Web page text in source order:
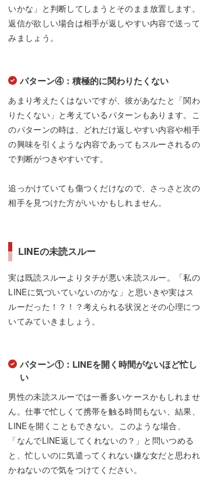
いかな」と判断してしまうとそのまま放置します。
返信が欲しい場合は相手が返しやすい内容で送って
みましょう。
パターン④：積極的に関わりたくない
あまり考えたくはないですが、彼があなたと「関わ
りたくない」と考えているパターンもあります。こ
のパターンの時は、どれだけ返しやすい内容や相手
の興味を引くような内容であってもスルーされるの
で判断がつきやすいです。
追っかけていても傷つくだけなので、さっさと次の
相手を見つけた方がいいかもしれません。
LINEの未読スルー
実は既読スルーよりタチが悪い未読スルー。「私の
LINEに気づいていないのかな」と思いきや実はス
ルーだった！？！？考えられる状況とその心理につ
いてみていきましょう。
パターン①：LINEを開く時間がないほど忙し
い
男性の未読スルーでは一番多いケースかもしれませ
ん。仕事で忙しくて携帯を触る時間もない、結果、
LINEを開くこともできない。このような場合、
「なんでLINE返してくれないの？」と問いつめる
と、忙しいのに気遣ってくれない嫌な女だと思われ
かねないので気をつけてください。